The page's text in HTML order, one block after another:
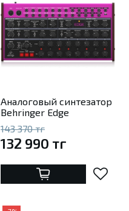
Аналоговый синтезатор
Behringer Edge
143 370 тг
132 990 тг